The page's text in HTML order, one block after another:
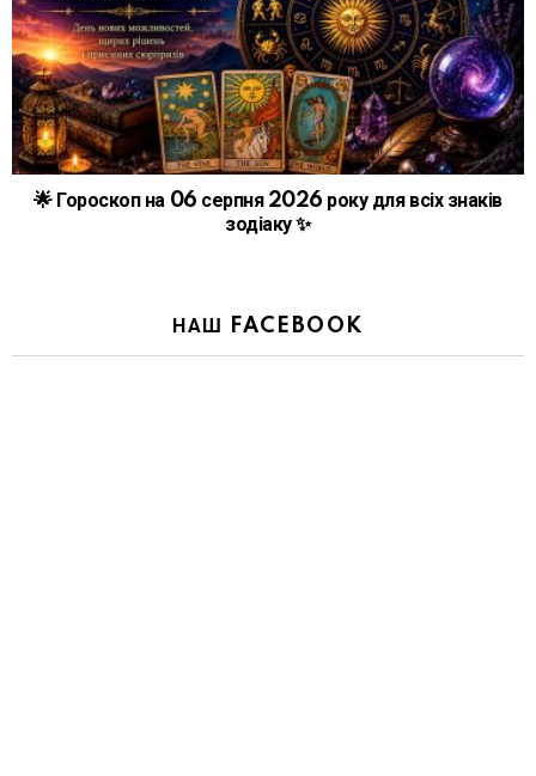
🌟 Гороскоп на 06 серпня 2026 року для всіх знаків
зодіаку ✨
НАШ FACEBOOK